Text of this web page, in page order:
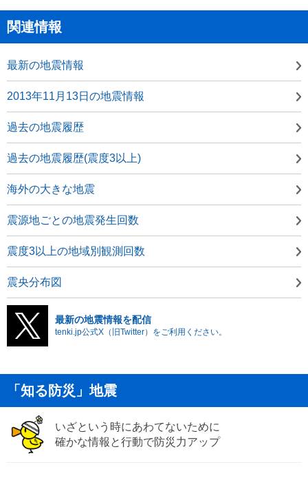
関連情報
最新の地震情報
2013年11月13日の地震情報
過去の地震履歴
過去の地震履歴(震度3以上)
海外の大きな地震
震源地ごとの地震発生回数
震度3以上の地域別観測回数
震央分布図
最新の地震情報を配信
tenki.jp公式X（旧Twitter）をご利用ください。
「知る防災」地震
いざという時にあわてないために
確かな情報と行動で防災力アップ